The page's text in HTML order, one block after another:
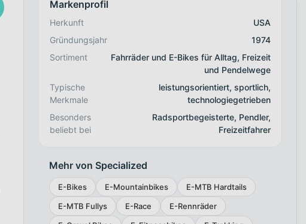
Markenprofil
Herkunft
USA
Gründungsjahr
1974
Sortiment
Fahrräder und E-Bikes für Alltag, Freizeit
und Pendelwege
Typische
Merkmale
leistungsorientiert, sportlich,
technologiegetrieben
Besonders
beliebt bei
Radsportbegeisterte, Pendler,
Freizeitfahrer
Mehr von Specialized
E-Bikes E-Mountainbikes
E-MTB Hardtails
E-MTB Fullys
E-Race
E-Rennräder